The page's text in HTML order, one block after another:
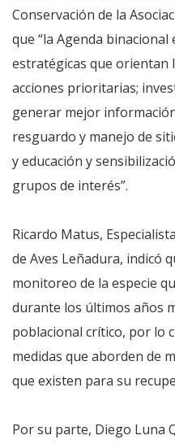
Conservación de la
que “la Agenda
estratégicas que orientan
acciones prioritarias;
generar mejor
resguardo y manejo de
y educación y
grupos de interés”.
Ricardo Matus,
de Aves Leñadura, indicó
monitoreo de la especie
durante los últimos años
poblacional crítico, por lo
medidas que aborden de
que existen para su
Por su parte, Diego Luna